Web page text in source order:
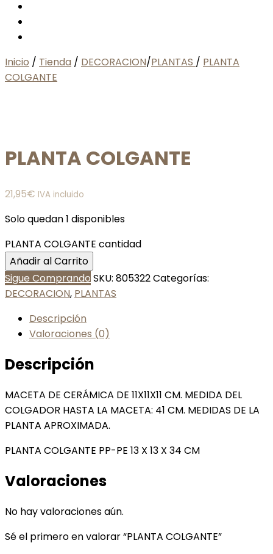
Inicio / Tienda / DECORACION/PLANTAS / PLANTA
COLGANTE
PLANTA COLGANTE
21,95€ IVA incluido
Solo quedan 1 disponibles
PLANTA COLGANTE cantidad
Añadir al Carrito
Sigue Comprando SKU: 805322Categorías:
DECORACION, PLANTAS
Descripción
Valoraciones (0)
Descripción
MACETA DE CERÁMICA DE 11X11X11 CM. MEDIDA DEL
COLGADOR HASTA LA MACETA: 41 CM. MEDIDAS DE LA
PLANTA APROXIMADA.
PLANTA COLGANTE PP-PE 13 X 13 X 34 CM
Valoraciones
No hay valoraciones aún.
Sé el primero en valorar “PLANTA COLGANTE”